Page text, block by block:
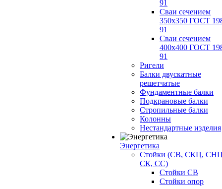
91
Сваи сечением
350х350 ГОСТ
91
Сваи сечением
400х400 ГОСТ
91
Ригели
Балки двускатные
решетчатые
Фундаментные балки
Подкрановые балки
Стропильные балки
Колонны
Нестандартные изделия
Энергетика
Стойки (СВ, СКЦ,
СК, СС)
Стойки СВ
Стойки опор